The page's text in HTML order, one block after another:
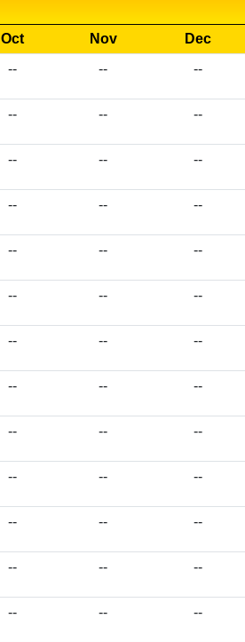
Oct Nov
Dec
-- -- --
-- -- --
-- -- --
-- -- --
-- -- --
-- -- --
-- -- --
-- -- --
-- -- --
-- -- --
-- -- --
-- -- --
-- -- --